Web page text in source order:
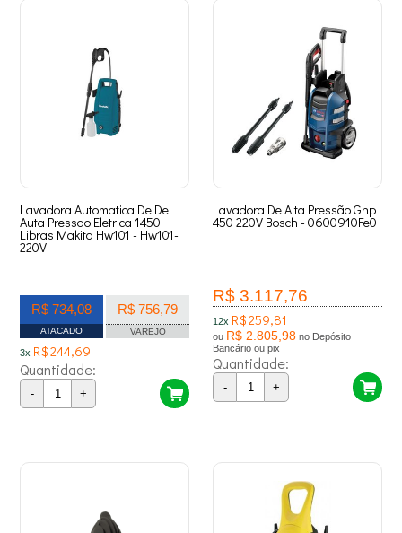
Lavadora Automatica De De
Auta Pressao Eletrica 1450
Libras Makita Hw101 - Hw101-
220V
R$ 734,08
ATACADO
R$ 756,79
VAREJO
3x R$ 244,69
Quantidade:
- +
Lavadora De Alta Pressão Ghp
450 220V Bosch - 0600910Fe0
R$ 3.117,76
12x R$ 259,81
ou R$ 2.805,98 no Depósito
Bancário ou pix
Quantidade:
- +